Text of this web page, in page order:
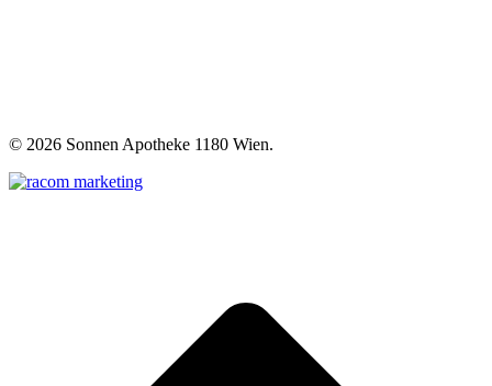
© 2026 Sonnen Apotheke 1180 Wien.